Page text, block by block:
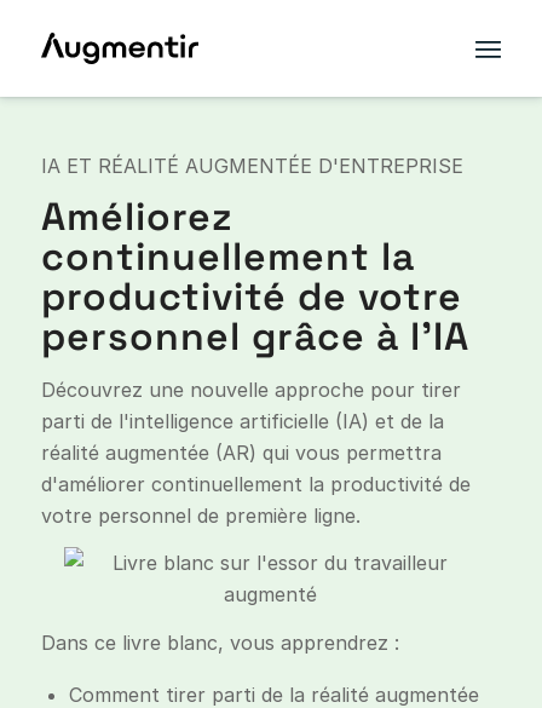
IA ET RÉALITÉ AUGMENTÉE D'ENTREPRISE
Améliorez
continuellement la
productivité de votre
personnel grâce à l'IA
Découvrez une nouvelle approche pour tirer
parti de l'intelligence artificielle (IA) et de la
réalité augmentée (AR) qui vous permettra
d'améliorer continuellement la productivité de
votre personnel de première ligne.
Dans ce livre blanc, vous apprendrez :
Comment tirer parti de la réalité augmentée